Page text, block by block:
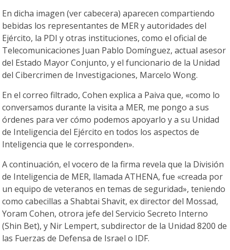
En dicha imagen (ver cabecera) aparecen compartiendo
bebidas los representantes de MER y autoridades del
Ejército, la PDI y otras instituciones, como el oficial de
Telecomunicaciones Juan Pablo Domínguez, actual asesor
del Estado Mayor Conjunto, y el funcionario de la Unidad
del Cibercrimen de Investigaciones, Marcelo Wong.
En el correo filtrado, Cohen explica a Paiva que, «como lo
conversamos durante la visita a MER, me pongo a sus
órdenes para ver cómo podemos apoyarlo y a su Unidad
de Inteligencia del Ejército en todos los aspectos de
Inteligencia que le corresponden».
A continuación, el vocero de la firma revela que la División
de Inteligencia de MER, llamada ATHENA, fue «creada por
un equipo de veteranos en temas de seguridad», teniendo
como cabecillas a Shabtai Shavit, ex director del Mossad,
Yoram Cohen, otrora jefe del Servicio Secreto Interno
(Shin Bet), y Nir Lempert, subdirector de la Unidad 8200 de
las Fuerzas de Defensa de Israel o IDF.